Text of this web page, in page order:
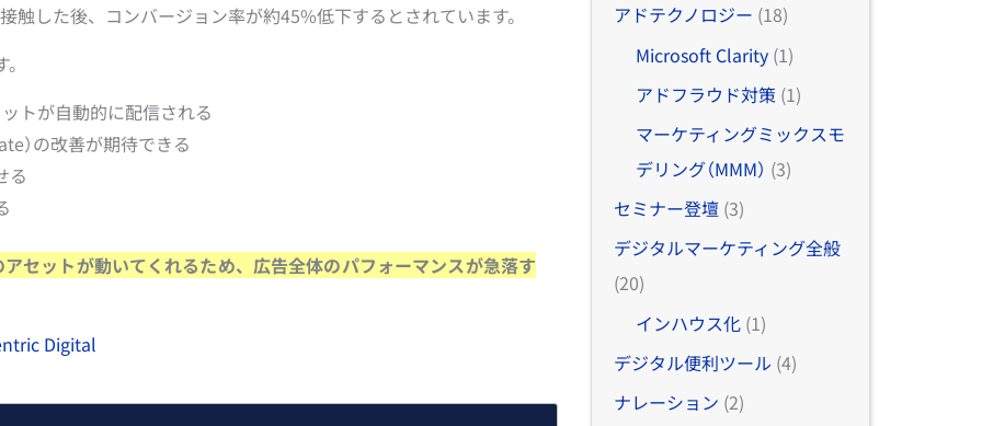
触した後、コンバージョン率が約45%低下するとされています。
トが自動的に配信される
）の改善が期待できる
る
セットが動いてくれるため、広告全体のパフォーマンスが急落す
Digital
アドテクノロジー (18)
Microsoft Clarity (1)
アドフラウド対策 (1)
マーケティングミックスモ
デリング（MMM） (3)
セミナー登壇 (3)
デジタルマーケティング全般
(20)
インハウス化 (1)
デジタル便利ツール (4)
ナレーション (2)